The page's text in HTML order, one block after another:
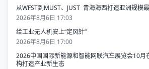
从WFST到MUST、JUST 青海海西打造亚洲规模
2026年8月6日 17:03
给工业无人机安上“定风针”
2026年8月6日 17:00
2026中国国际新能源和智能网联汽车展览会10月
构打造产业新生态